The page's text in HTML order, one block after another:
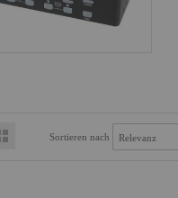
Sortieren nach